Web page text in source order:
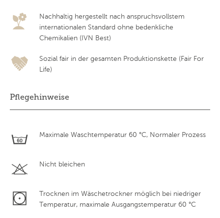
Nachhaltig hergestellt nach anspruchsvollstem
internationalen Standard ohne bedenkliche
Chemikalien (IVN Best)
Sozial fair in der gesamten Produktionskette (Fair For
Life)
Pflegehinweise
Maximale Waschtemperatur 60 °C, Normaler Prozess
Nicht bleichen
Trocknen im Wäschetrockner möglich bei niedriger
Temperatur, maximale Ausgangstemperatur 60 °C